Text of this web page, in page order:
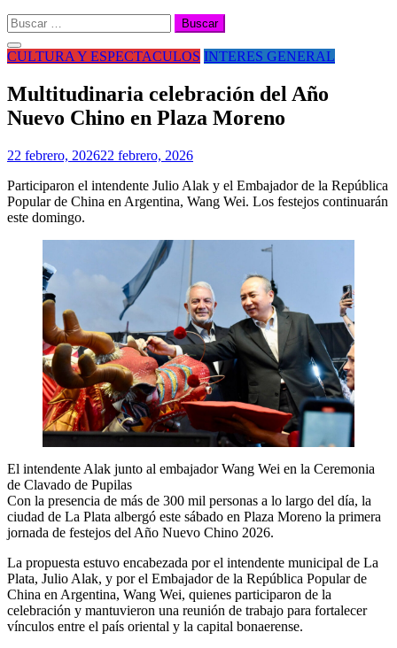
Buscar:
CULTURA Y ESPECTACULOS INTERES GENERAL
Multitudinaria celebración del Año
Nuevo Chino en Plaza Moreno
22 febrero, 202622 febrero, 2026
Participaron el intendente Julio Alak y el Embajador de la República
Popular de China en Argentina, Wang Wei. Los festejos continuarán
este domingo.
El intendente Alak junto al embajador Wang Wei en la Ceremonia
de Clavado de Pupilas
Con la presencia de más de 300 mil personas a lo largo del día, la
ciudad de La Plata albergó este sábado en Plaza Moreno la primera
jornada de festejos del Año Nuevo Chino 2026.
La propuesta estuvo encabezada por el intendente municipal de La
Plata, Julio Alak, y por el Embajador de la República Popular de
China en Argentina, Wang Wei, quienes participaron de la
celebración y mantuvieron una reunión de trabajo para fortalecer
vínculos entre el país oriental y la capital bonaerense.